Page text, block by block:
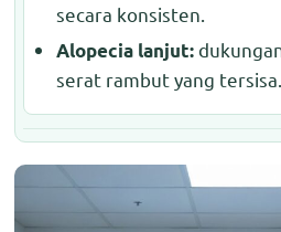
secara konsisten.
Alopecia lanjut:
serat rambut yang tersisa.